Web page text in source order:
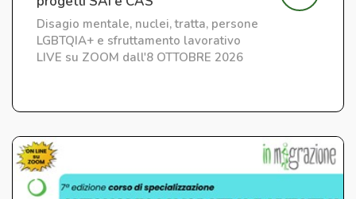
Disagio mentale, nuclei, tratta, persone
LGBTQIA+ e sfruttamento lavorativo
LIVE su ZOOM dall'8 OTTOBRE 2026